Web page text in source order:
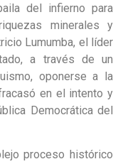
del infierno para
minerales y
Lumumba, el líder
a través de un
oponerse a la
en el intento y
Democrática del
proceso histórico